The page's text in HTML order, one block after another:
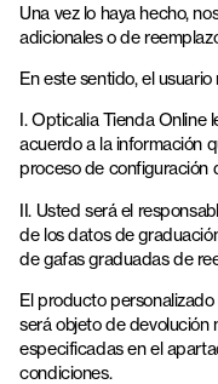
Una vez lo haya hecho,
adicionales o de
En este sentido, el
I. Opticalia Tienda Online
acuerdo a la información
proceso de configuración
II. Usted será el
de los datos de
de gafas graduadas de
El producto
será objeto de devolución
especificadas en el
condiciones.